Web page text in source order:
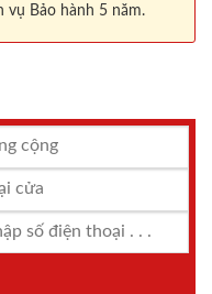
vụ Bảo hành 5 năm.